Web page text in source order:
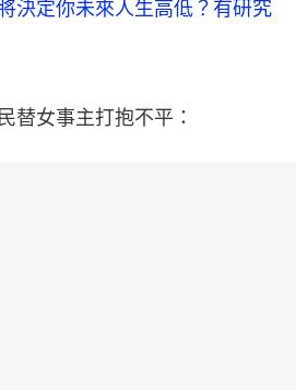
定你未來人生高低？有研究
替女事主打抱不平：